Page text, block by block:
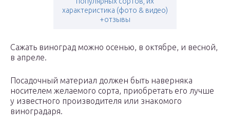
характеристика (фото & видео)
+отзывы
Сажать виноград можно осенью, в октябре, и весной,
в апреле.
Посадочный материал должен быть наверняка
носителем желаемого сорта, приобретать его лучше
у известного производителя или знакомого
виноградаря.